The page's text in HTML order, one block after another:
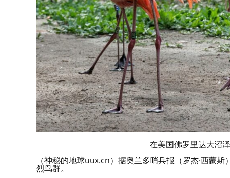
在美国佛罗里达大沼
（神秘的地球uux.cn）据奥兰多哨兵报（罗杰·西蒙
烈鸟群。